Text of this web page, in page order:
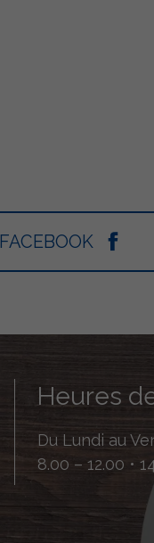
FACEBOOK
Heures
Du Lundi au
8.00 – 12.00 •